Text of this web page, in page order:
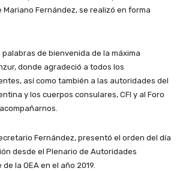
Mariano Fernández, se realizó en forma
palabras de bienvenida de la máxima
donde agradeció a todos los
así como también a las autoridades del
y los cuerpos consulares, CFI y al Foro
Fernández, presentó el orden del día
desde el Plenario de Autoridades
la OEA en el año 2019.